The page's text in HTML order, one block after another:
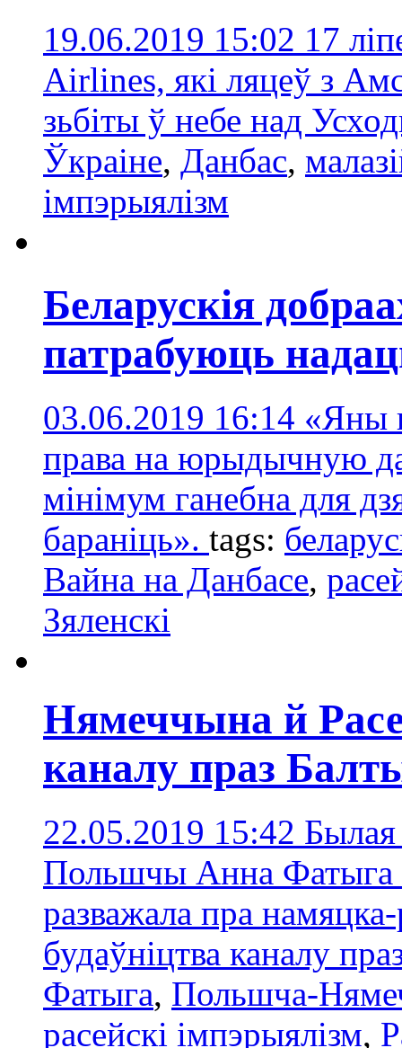
19.06.2019 15:02 17
Airlines, які ляцеў з
зьбіты ў небе над
Ўкраіне, Данбас,
імпэрыялізм
Беларускія
патрабуюць
03.06.2019 16:14 «Яны
права на юрыдычную
мінімум ганебна для
бараніць». tags:
Вайна на Данбасе,
Зяленскі
Нямеччына й
каналу праз
22.05.2019 15:42 Былая
Польшчы Анна Фатыга
разважала пра
будаўніцтва каналу
Фатыга, Польшча-
расейскі імпэрыялізм,